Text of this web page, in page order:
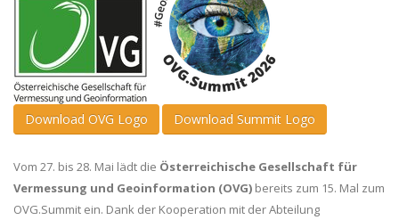
Download OVG Logo Download Summit Logo
Vom 27. bis 28. Mai lädt die Österreichische Gesellschaft für
Vermessung und Geoinformation (OVG) bereits zum 15. Mal zum
OVG.Summit ein. Dank der Kooperation mit der Abteilung